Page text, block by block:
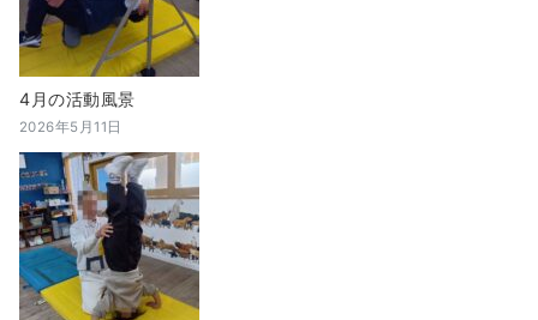
4月の活動風景
2026年5月11日